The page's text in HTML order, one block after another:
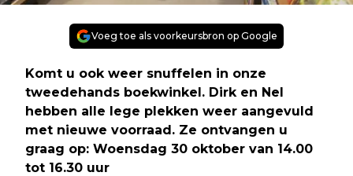
Voeg toe als voorkeursbron op Google
Komt u ook weer snuffelen in onze
tweedehands boekwinkel. Dirk en Nel
hebben alle lege plekken weer aangevuld
met nieuwe voorraad. Ze ontvangen u
graag op: Woensdag 30 oktober van 14.00
tot 16.30 uur